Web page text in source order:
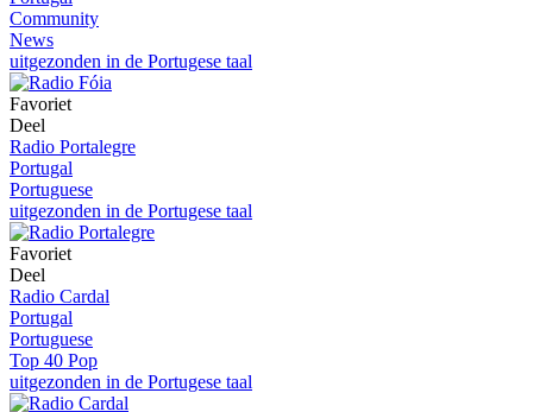
Community
News
uitgezonden in de Portugese taal
Favoriet
Deel
Radio Portalegre
Portugal
Portuguese
uitgezonden in de Portugese taal
Favoriet
Deel
Radio Cardal
Portugal
Portuguese
Top 40 Pop
uitgezonden in de Portugese taal